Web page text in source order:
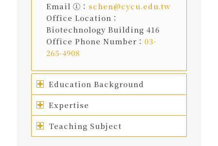
Email ①： schen@cycu.edu.tw
Office Location：
Biotechnology Building 416
Office Phone Number： 03-
265-4908
Education Background
Expertise
Teaching Subject